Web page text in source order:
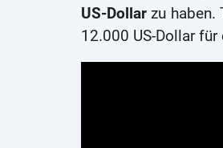
US-Dollarzu haben.
12.000 US-Dollar